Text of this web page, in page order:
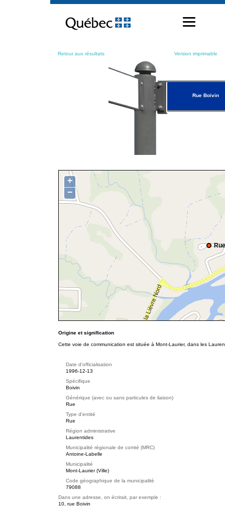
contenu
Retour aux résultats Version imprimable
Rue Boivin
+
−
Origine et signification
Cette voie de communication est située à Mont-Laurier, dans les
Date d'officialisation
1996-12-13
Spécifique
Boivin
Générique (avec ou sans particules de liaison)
Rue
Type d'entité
Rue
Région administrative
Laurentides
Municipalité régionale de comté (MRC)
Antoine-Labelle
Municipalité
Mont-Laurier (Ville)
Code géographique de la municipalité
79088
Dans une adresse, on écrirait, par exemple :
10, rue Boivin